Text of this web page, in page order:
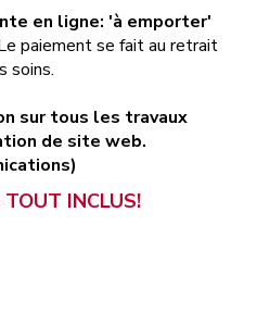
en ligne: 'à emporter'
paiement se fait au retrait
soins.
sur tous les travaux
de site web.
TOUT INCLUS!